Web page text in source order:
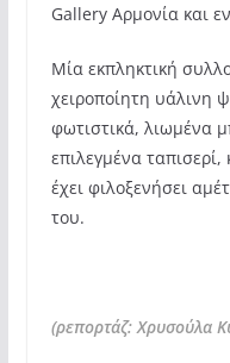
Gallery Αρμονία και
Μία εκπληκτική
χειροποίητη υάλινη
φωτιστικά, λιωμένα
επιλεγμένα
έχει φιλοξενήσει
του.
(ρεπορτάζ: Χρυσούλα